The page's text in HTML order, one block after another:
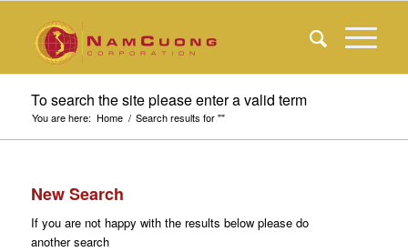
To search the site please enter a valid term
You are here: Home / Search results for ""
New Search
If you are not happy with the results below please do
another search